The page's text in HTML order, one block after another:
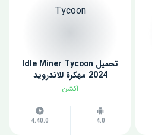
تحميل Idle Miner Tycoon
2024 مهكرة للاندرويد
اكشن
4.0
4.40.0